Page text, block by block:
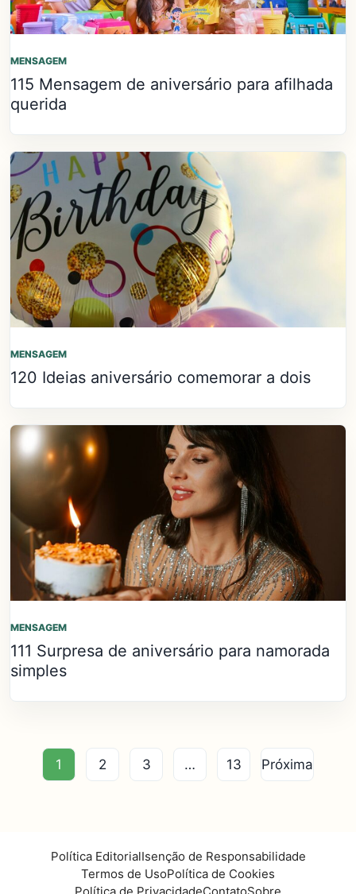
MENSAGEM
115 Mensagem de aniversário para afilhada
querida
MENSAGEM
120 Ideias aniversário comemorar a dois
MENSAGEM
111 Surpresa de aniversário para namorada
simples
1 2 3 … 13 Próxima
Política EditorialIsenção de Responsabilidade
Termos de UsoPolítica de Cookies